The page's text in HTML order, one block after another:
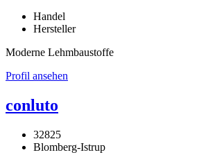
Handel
Hersteller
Moderne Lehmbaustoffe
Profil ansehen
conluto
32825
Blomberg-Istrup